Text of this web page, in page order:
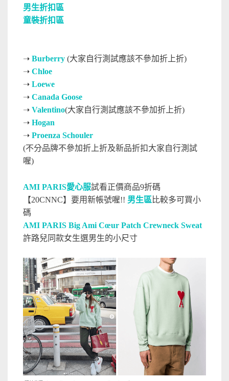
男生折扣區
童裝折扣區
➝ Burberry (大家自行測試應該不參加折上折)
➝ Chloe
➝ Loewe
➝ Canada Goose
➝ Valentino(大家自行測試應該不參加折上折)
➝ Hogan
➝ Proenza Schouler
(不分品牌不參加折上折及新品折扣大家自行測試
喔)
AMI PARIS愛心服試看正價商品9折碼
【20CNNC】要用新帳號喔!! 男生區 比較多可買小
碼
AMI PARIS Big Ami Cœur Patch Crewneck Sweat
許路兒同款女生選男生的小尺寸